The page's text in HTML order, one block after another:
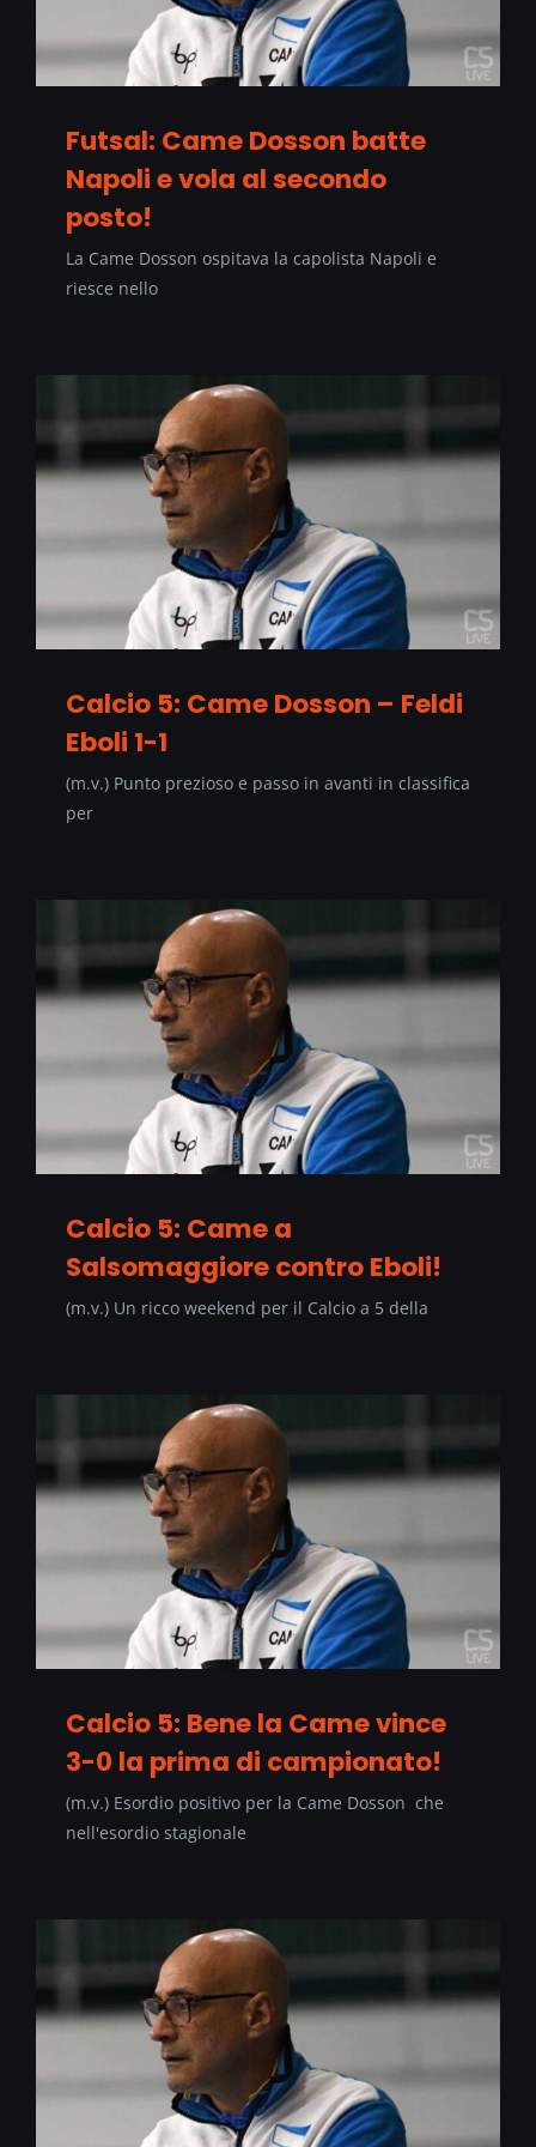
Futsal: Came Dosson batte
Napoli e vola al secondo
posto!
La Came Dosson ospitava la capolista Napoli e
riesce nello
Calcio 5: Came Dosson – Feldi
Eboli 1-1
(m.v.) Punto prezioso e passo in avanti in classifica
per
Calcio 5: Came a
Salsomaggiore contro Eboli!
(m.v.) Un ricco weekend per il Calcio a 5 della
Calcio 5: Bene la Came vince
3-0 la prima di campionato!
(m.v.) Esordio positivo per la Came Dosson che
nell'esordio stagionale